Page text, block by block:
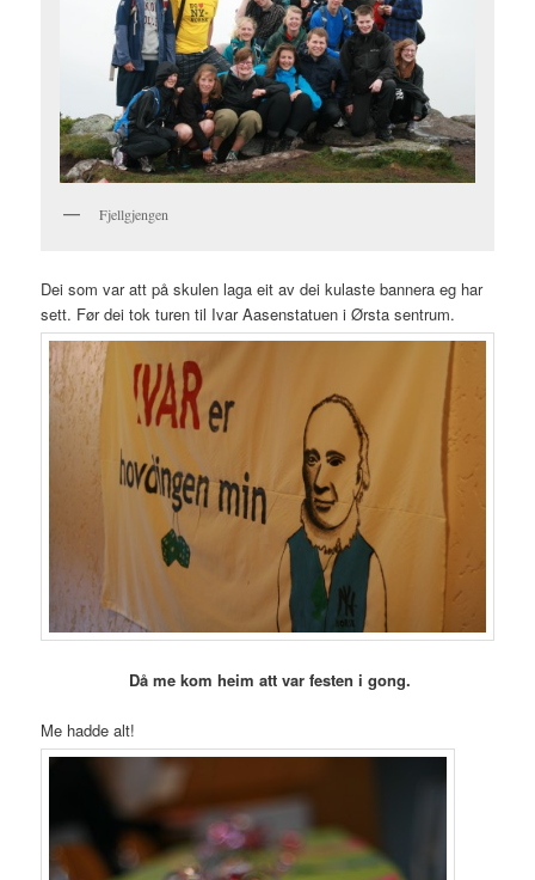
Fjellgjengen
Dei som var att på skulen laga eit av dei kulaste bannera eg har
sett. Før dei tok turen til Ivar Aasenstatuen i Ørsta sentrum.
Då me kom heim att var festen i gong.
Me hadde alt!